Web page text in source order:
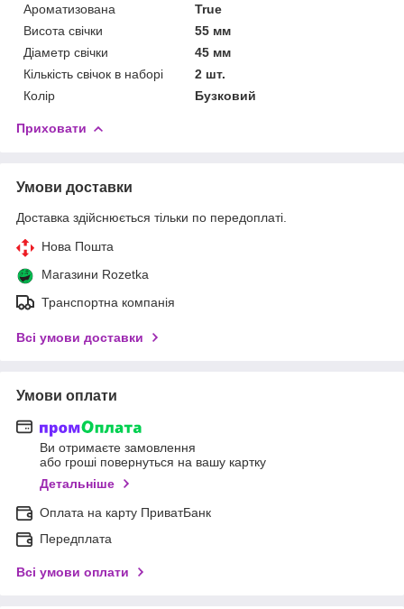
Ароматизована
True
Висота свічки
55 мм
Діаметр свічки
45 мм
Кількість свічок в наборі
2 шт.
Колір
Бузковий
Приховати
Умови доставки
Доставка здійснюється тільки по передоплаті.
Нова Пошта
Магазини Rozetka
Транспортна компанія
Всі умови доставки
Умови оплати
Ви отримаєте замовлення
або гроші повернуться на вашу картку
Детальніше
Оплата на карту ПриватБанк
Передплата
Всі умови оплати